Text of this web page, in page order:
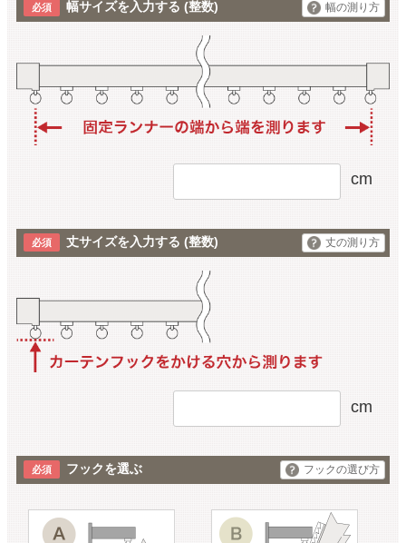
幅サイズを入力する (整数) 幅の測り方
cm
丈サイズを入力する (整数) 丈の測り方
cm
フックを選ぶ フックの選び方